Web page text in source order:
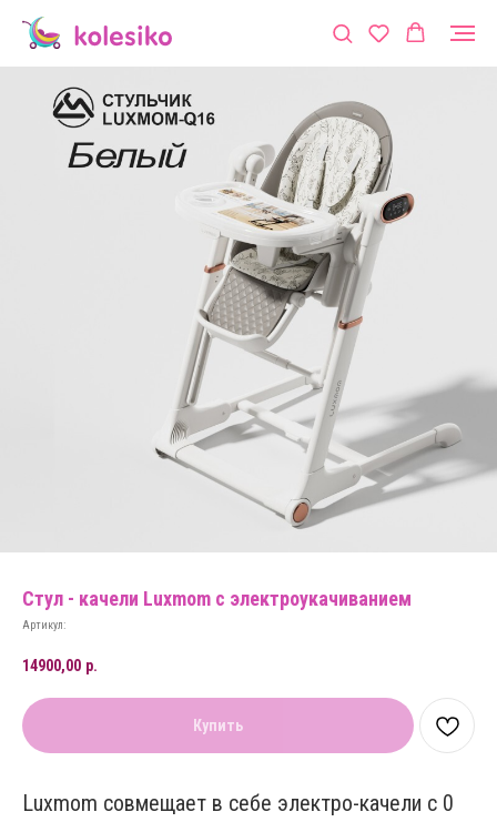
Стул - качели Luxmom с электроукачиванием
Артикул:
14900,00 р.
Купить
Luxmom совмещает в себе электро-качели с 0